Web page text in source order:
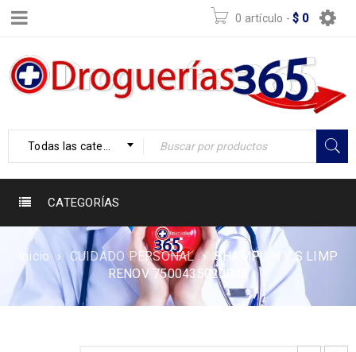
0 artículo - $ 0
Todas las categorías
CATEGORÍAS
Inicio › CUIDADO PERSONAL › SHAMPU H Y S LIMP
RENOV 7500435020046